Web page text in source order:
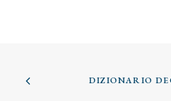
DIZIONARIO